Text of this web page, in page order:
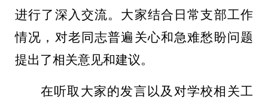
进行了深入交流。大家结合日常支部工作
情况，对老同志普遍关心和急难愁盼问题
提出了相关意见和建议。
在听取大家的发言以及对学校相关工